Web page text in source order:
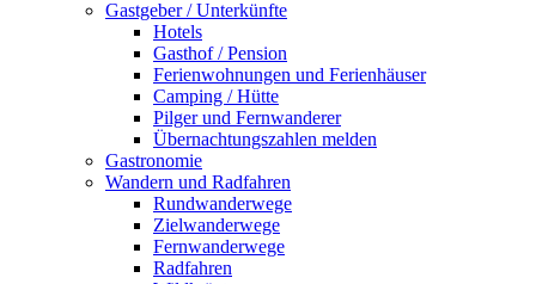
Gastgeber / Unterkünfte
Hotels
Gasthof / Pension
Ferienwohnungen und Ferienhäuser
Camping / Hütte
Pilger und Fernwanderer
Übernachtungszahlen melden
Gastronomie
Wandern und Radfahren
Rundwanderwege
Zielwanderwege
Fernwanderwege
Radfahren